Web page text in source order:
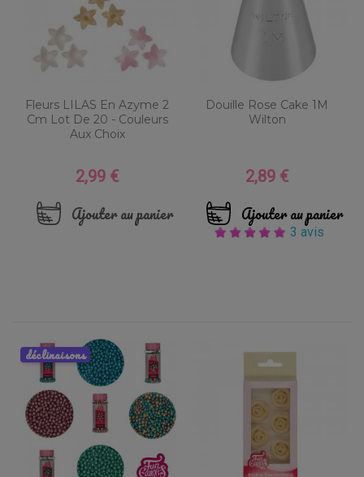
Fleurs LILAS En Azyme 2
Cm Lot De 20 - Couleurs
Aux Choix
Prix
2,99 €
Ajouter au panier
Douille Rose Cake 1M
Wilton
Prix
2,89 €
Ajouter au panier
3 avis
déclinaisons